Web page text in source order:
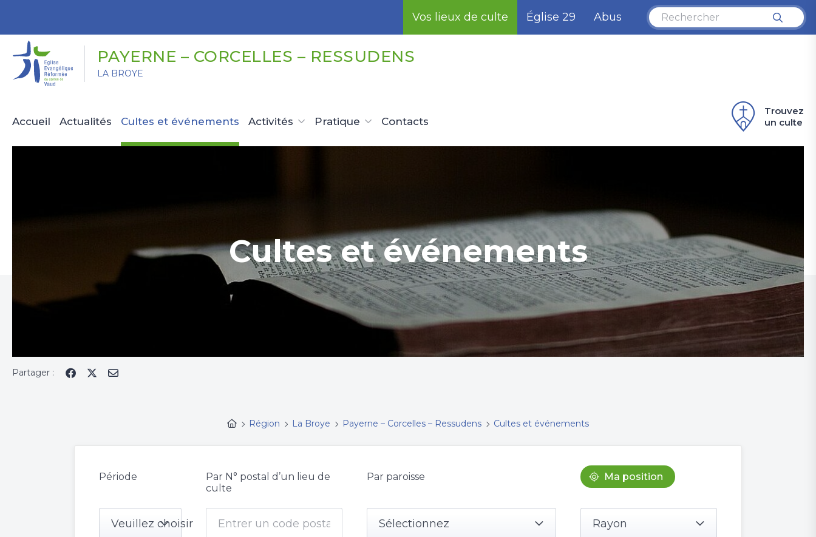
Vos lieux de culte Église 29 Abus
PAYERNE – CORCELLES – RESSUDENS
LA BROYE
Accueil Actualités Cultes et événements Activités Pratique Contacts
Trouvez
un culte
Cultes et événements
Partager :
Région La Broye Payerne – Corcelles – Ressudens Cultes et événements
Période
Veuillez choisir
Par N° postal d’un lieu de
culte
Par paroisse
Sélectionnez
Ma position
Rayon